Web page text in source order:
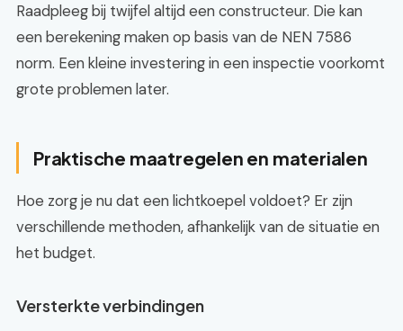
Raadpleeg bij twijfel altijd een constructeur. Die kan
een berekening maken op basis van de NEN 7586
norm. Een kleine investering in een inspectie voorkomt
grote problemen later.
Praktische maatregelen en materialen
Hoe zorg je nu dat een lichtkoepel voldoet? Er zijn
verschillende methoden, afhankelijk van de situatie en
het budget.
Versterkte verbindingen